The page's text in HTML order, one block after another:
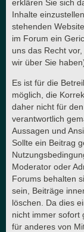
erklären Sie sich
Inhalte
stehenden
im Forum ein
uns das Recht
wir über Sie
Es ist für die
möglich, die
daher nicht für
verantwortlich
Aussagen und
Sollte ein Beitrag
Moderator oder
Forums behalten
sein, Beiträge
löschen. Da dies
nicht immer sofort
für anderes von